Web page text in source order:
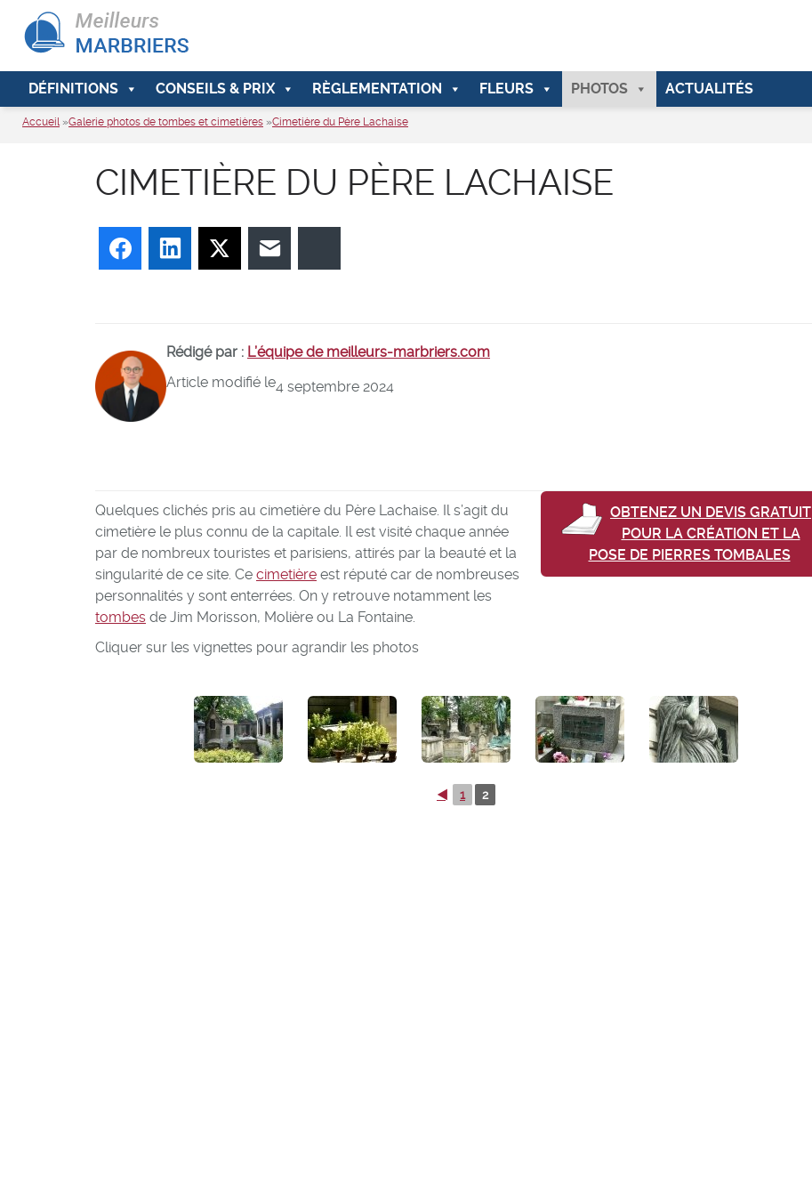
DÉFINITIONS CONSEILS & PRIX RÈGLEMENTATION FLEURS PHOTOS ACTUALITÉS
Accueil»Galerie photos de tombes et cimetières »Cimetière du Père Lachaise
CIMETIÈRE DU PÈRE LACHAISE
FacebookLinkedIn Twitter
Rédigé par : L’équipe de meilleurs-marbriers.com
Article modifié le4 septembre 2024
OBTENEZ UN DEVIS GRATUIT
POUR LA CRÉATION ET LA
POSE DE PIERRES TOMBALES
Quelques clichés pris au cimetière du Père Lachaise. Il s’agit du
cimetière le plus connu de la capitale. Il est visité chaque année
par de nombreux touristes et parisiens, attirés par la beauté et la
singularité de ce site. Ce cimetière est réputé car de nombreuses
personnalités y sont enterrées. On y retrouve notamment les
tombes de Jim Morisson, Molière ou La Fontaine.
Cliquer sur les vignettes pour agrandir les photos
◄ 1 2